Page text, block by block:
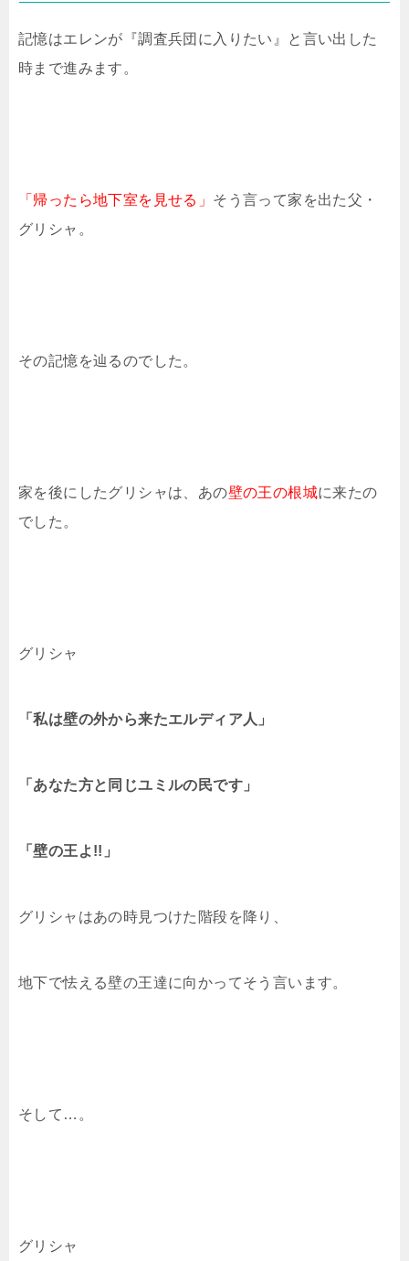
記憶はエレンが『調査兵団に入りたい』と言い出した
時まで進みます。
「帰ったら地下室を見せる」 そう言って家を出た父・
グリシャ。
その記憶を辿るのでした。
家を後にしたグリシャは、あの壁の王の根城に来たの
でした。
グリシャ
「私は壁の外から来たエルディア人」
「あなた方と同じユミルの民です」
「壁の王よ!!」
グリシャはあの時見つけた階段を降り、
地下で怯える壁の王達に向かってそう言います。
そして…。
グリシャ